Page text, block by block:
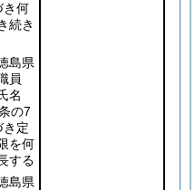
き何
続き
島県
員
名
の7
き定
を何
する
島県